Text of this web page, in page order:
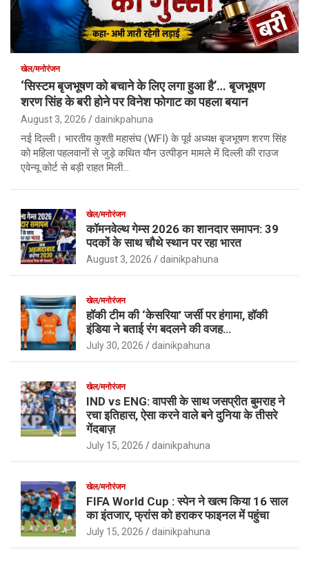
खेल/मनोरंजन
‘सिस्टम बृजभूषण को बचाने के लिए लगा हुआ है’… बृजभूषण
शरण सिंह के बरी होने पर विनेश फोगाट का पहला बयान
August 3, 2026 dainikpahuna
नई दिल्ली। भारतीय कुश्ती महासंघ (WFI) के पूर्व अध्यक्ष बृजभूषण शरण सिंह
को महिला पहलवानों से जुड़े कथित यौन उत्पीड़न मामले में दिल्ली की राउज
एवेन्यू कोर्ट से बड़ी राहत मिली…
खेल/मनोरंजन
कॉमनवेल्थ गेम्स 2026 का शानदार समापन: 39
पदकों के साथ चौथे स्थान पर रहा भारत
August 3, 2026 dainikpahuna
खेल/मनोरंजन
हॉकी टीम की ‘केसरिया’ जर्सी पर हंगामा, हॉकी
इंडिया ने बताई रंग बदलने की वजह…
July 30, 2026 dainikpahuna
खेल/मनोरंजन
IND vs ENG: वापसी के साथ जसप्रीत बुमराह ने
रचा इतिहास, ऐसा करने वाले बने दुनिया के तीसरे
गेंदबाज़
July 15, 2026 dainikpahuna
खेल/मनोरंजन
FIFA World Cup : स्पेन ने खत्म किया 16 साल
का इंतजार, फ्रांस को हराकर फाइनल में पहुंचा
July 15, 2026 dainikpahuna